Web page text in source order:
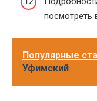
посмотреть
Популярные
Уфимский